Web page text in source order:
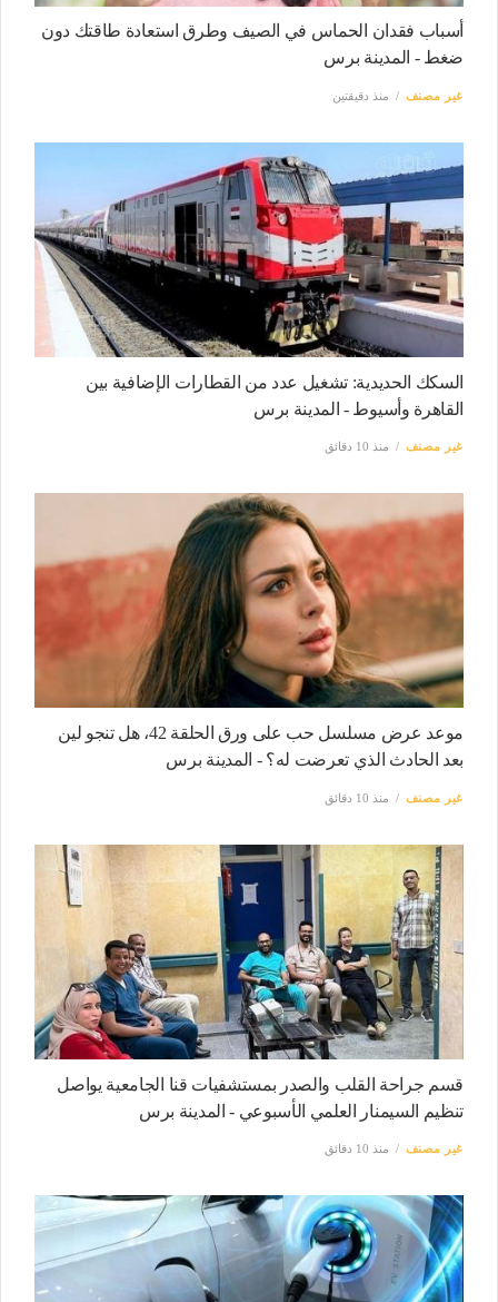
أسباب فقدان الحماس في الصيف وطرق استعادة طاقتك دون
ضغط - المدينة برس
غير مصنف منذ دقيقتين
السكك الحديدية: تشغيل عدد من القطارات الإضافية بين
القاهرة وأسيوط - المدينة برس
غير مصنف منذ 10 دقائق
موعد عرض مسلسل حب على ورق الحلقة 42، هل تنجو لين
بعد الحادث الذي تعرضت له؟ - المدينة برس
غير مصنف منذ 10 دقائق
قسم جراحة القلب والصدر بمستشفيات قنا الجامعية يواصل
تنظيم السيمنار العلمي الأسبوعي - المدينة برس
غير مصنف منذ 10 دقائق